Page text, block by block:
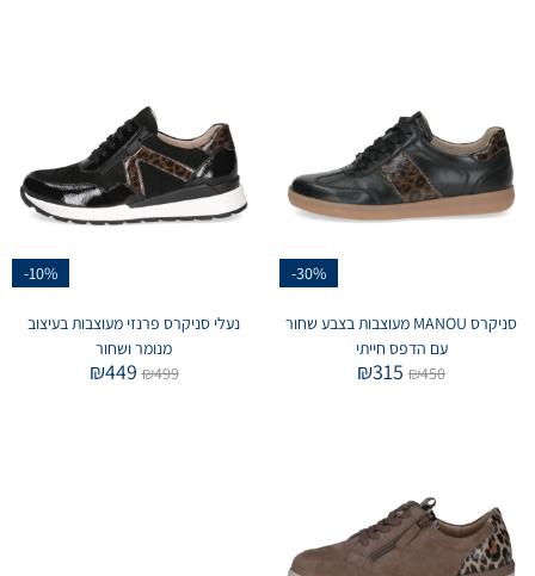
-30%
סניקרס MANOU מעוצבות בצבע שחור
עם הדפס חייתי
₪450
₪315
-10%
נעלי סניקרס פרנזי מעוצבות בעיצוב
מנומר ושחור
₪499
₪449